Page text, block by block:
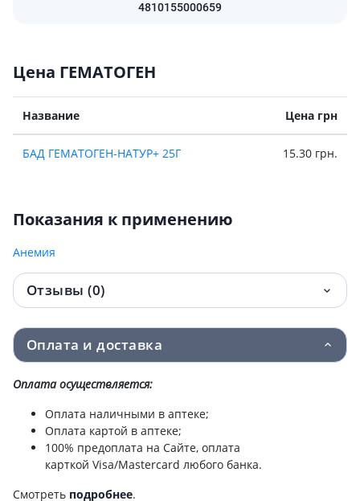
4810155000659
Цена ГЕМАТОГЕН
Название Цена грн
БАД ГЕМАТОГЕН-НАТУР+ 25Г 15.30 грн.
Показания к применению
Анемия
Отзывы (0)
Оплата и доставка
Оплата осуществляется:
Оплата наличными в аптеке;
Оплата картой в аптеке;
100% предоплата на Сайте, оплата
карткой Visa/Mastercard любого банка.
Смотреть подробнее.